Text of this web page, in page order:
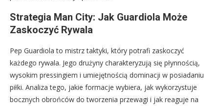
Strategia Man City: Jak Guardiola Może
Zaskoczyć Rywala
Pep Guardiola to mistrz taktyki, który potrafi zaskoczyć
każdego rywala. Jego drużyny charakteryzują się płynnością,
wysokim pressingiem i umiejętnością dominacji w posiadaniu
piłki. Analiza tego, jakie formacje wybiera, jak wykorzystuje
bocznych obrońców do tworzenia przewagi i jak reaguje na